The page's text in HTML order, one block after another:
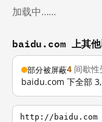
加载中……
baidu.com 上其他
部分被屏蔽4 间歇性
baidu.com 下全部
http://baidu.com